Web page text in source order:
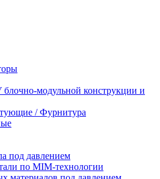
модульной конструкции и
/ Фурнитура
под давлением
по MIM-технологии